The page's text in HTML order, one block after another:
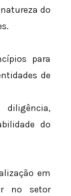
do
para
de
do
em
no setor